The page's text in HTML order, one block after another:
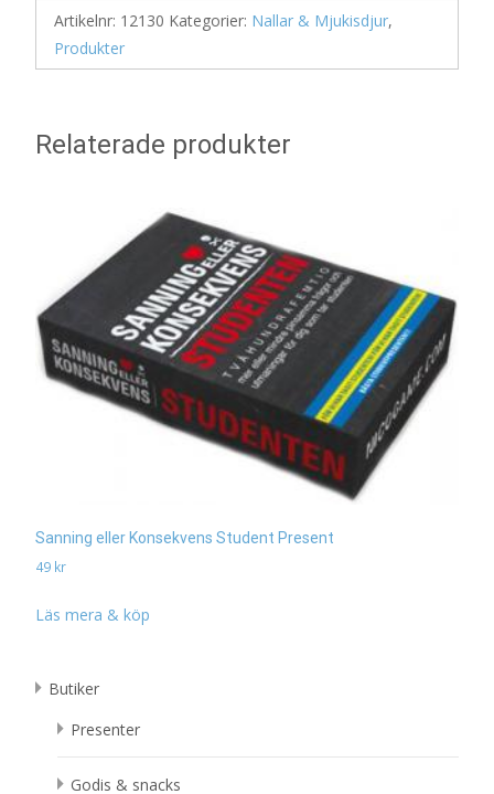
Artikelnr: 12130 Kategorier: Nallar & Mjukisdjur,
Produkter
Relaterade produkter
Sanning eller Konsekvens Student Present
49 kr
Läs mera & köp
Butiker
Presenter
Godis & snacks